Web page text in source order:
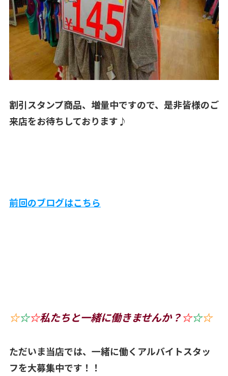
割引スタンプ商品、増量中ですので、是非皆様のご
来店をお待ちしております♪
前回のブログはこちら
☆☆☆私たちと一緒に働きませんか？☆☆☆
ただいま当店では、一緒に働くアルバイトスタッ
フを大募集中です！！